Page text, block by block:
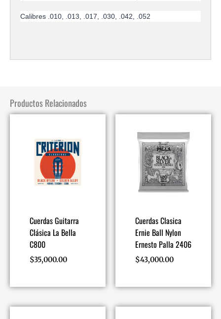
Calibres .010, .013, .017, .030, .042, .052
Productos Relacionados
Cuerdas Guitarra
Clásica La Bella
C800
$35,000.00
Cuerdas Clasica
Ernie Ball Nylon
Ernesto Palla 2406
$43,000.00